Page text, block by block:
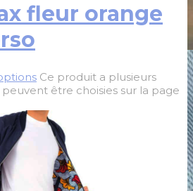
fleur orange
Ce produit a plusieurs
être choisies sur la page